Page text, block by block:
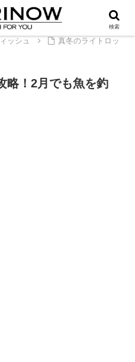
ッシュ
真冬のライトロッ
略！2月でも魚を釣
検索